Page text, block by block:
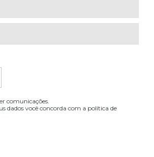
comunicações.
dados você concorda com a política de